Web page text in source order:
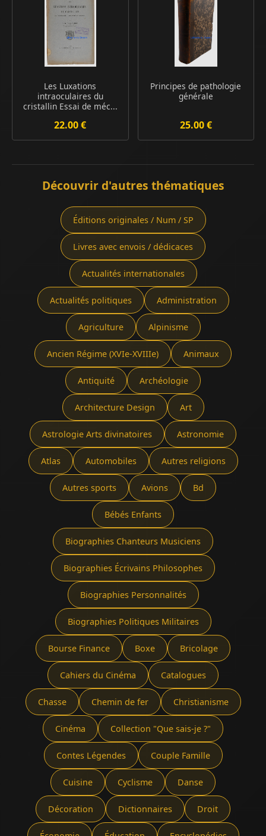
Les Luxations
intraoculaires du
cristallin Essai de méc...
22.00 €
Principes de pathologie
générale
25.00 €
Découvrir d'autres thématiques
Éditions originales / Num / SP
Livres avec envois / dédicaces
Actualités internationales
Actualités politiques Administration
Agriculture Alpinisme
Ancien Régime (XVIe-XVIIIe) Animaux
Antiquité Archéologie
Architecture Design Art
Astrologie Arts divinatoires Astronomie
Atlas Automobiles Autres religions
Autres sports Avions Bd
Bébés Enfants
Biographies Chanteurs Musiciens
Biographies Écrivains Philosophes
Biographies Personnalités
Biographies Politiques Militaires
Bourse Finance Boxe Bricolage
Cahiers du Cinéma Catalogues
Chasse Chemin de fer Christianisme
Cinéma Collection "Que sais-je ?"
Contes Légendes Couple Famille
Cuisine Cyclisme Danse
Décoration Dictionnaires Droit